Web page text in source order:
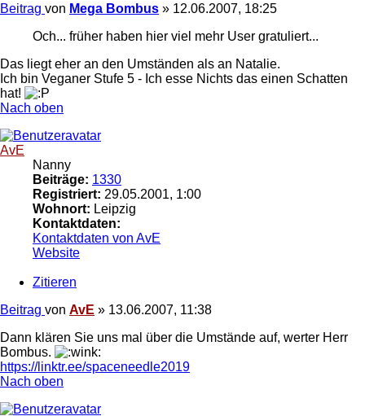
Beitrag von Mega Bombus » 12.06.2007, 18:25
Och... früher haben hier viel mehr User gratuliert...
Das liegt eher an den Umständen als an Natalie.
Ich bin Veganer Stufe 5 - Ich esse Nichts das einen Schatten
hat!
Nach oben
AvE
Nanny
Beiträge: 1330
Registriert: 29.05.2001, 1:00
Wohnort: Leipzig
Kontaktdaten:
Kontaktdaten von AvE
Website
Zitieren
Beitrag von AvE » 13.06.2007, 11:38
Dann klären Sie uns mal über die Umstände auf, werter Herr
Bombus.
https://linktr.ee/spaceneedle2019
Nach oben